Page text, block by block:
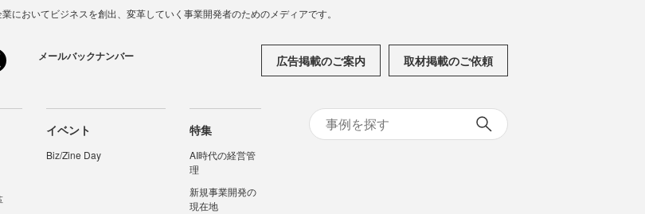
においてビジネスを創出、変革していく事業開発者のためのメディアです。
メールバックナンバー 広告掲載のご案内 取材掲載のご依頼
イベント
Biz/Zine Day
特集
AI時代の経営管
理
新規事業開発の
現在地